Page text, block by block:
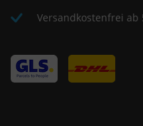
Versandkostenfrei ab